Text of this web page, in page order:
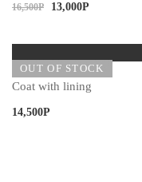
16,500Р 13,000Р
OUT OF STOCK
Coat with lining
14,500Р